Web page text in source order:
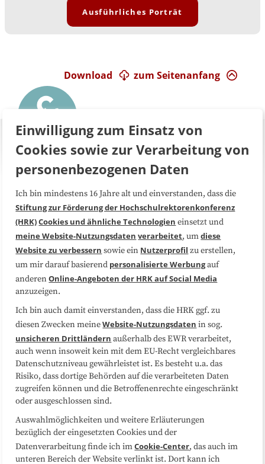
Ausführliches Porträt
zum Seitenanfang
Download
Über uns FAQ
Medienarbeit Kooperationen
Datenschutzerklärung Impressum
Sitemap
Folgen Sie uns
Einwilligung zum Einsatz von
Cookies sowie zur Verarbeitung von
personenbezogenen Daten
Ich bin mindestens 16 Jahre alt und einverstanden, dass die
Stiftung zur Förderung der Hochschulrektorenkonferenz
(HRK)Cookies und ähnliche Technologien einsetzt und
meine Website-Nutzungsdaten verarbeitet, umdiese
Website zu verbessern sowie ein Nutzerprofil zu erstellen,
um mir darauf basierend personalisierte Werbungauf
anderenOnline-Angeboten der HRK auf Social Media
anzuzeigen.
Ich bin auch damit einverstanden, dass die HRK ggf. zu
diesen Zwecken meineWebsite-Nutzungsdaten in sog.
unsicheren Drittländern außerhalb des EWR verarbeitet,
auch wenn insoweit kein mit dem EU-Recht vergleichbares
Datenschutzniveau gewährleistet ist. Es besteht u.a. das
Risiko, dass dortige Behörden auf die verarbeiteten Daten
zugreifen können und die Betroffenenrechte eingeschränkt
oder ausgeschlossen sind.
Auswahlmöglichkeiten und weitere Erläuterungen
bezüglich der eingesetzten Cookies und der
Datenverarbeitung finde ich imCookie-Center, das auch im
unteren Bereich der Website verlinkt ist. Dort kann ich